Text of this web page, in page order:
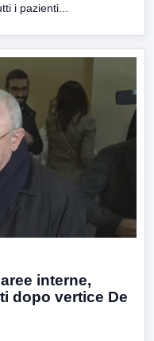
i pazienti...
interne,
dopo vertice De